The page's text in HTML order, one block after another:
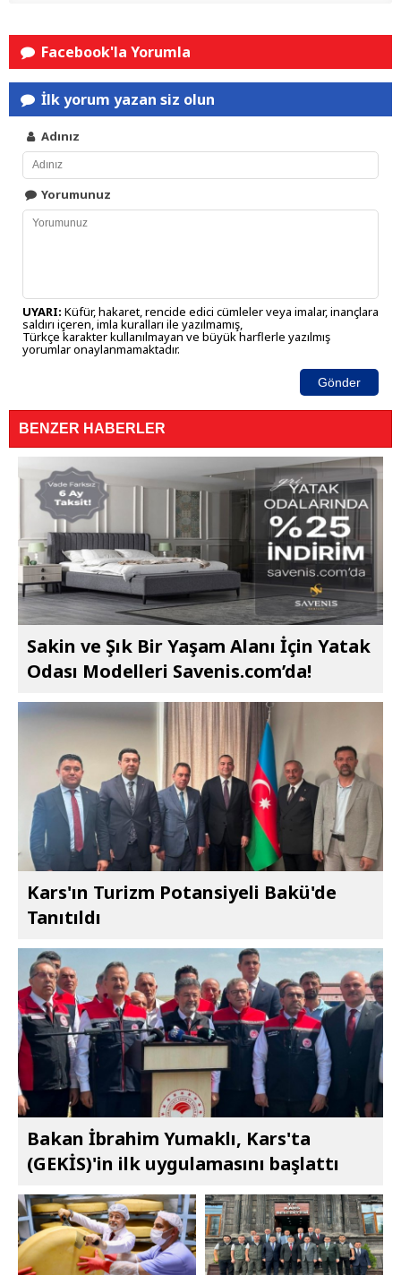
Facebook'la Yorumla
İlk yorum yazan siz olun
Adınız
Yorumunuz
UYARI: Küfür, hakaret, rencide edici cümleler veya imalar, inançlara
saldırı içeren, imla kuralları ile yazılmamış,
Türkçe karakter kullanılmayan ve büyük harflerle yazılmış
yorumlar onaylanmamaktadır.
Gönder
BENZER HABERLER
Sakin ve Şık Bir Yaşam Alanı İçin Yatak
Odası Modelleri Savenis.com’da!
Kars'ın Turizm Potansiyeli Bakü'de
Tanıtıldı
Bakan İbrahim Yumaklı, Kars'ta
(GEKİS)'in ilk uygulamasını başlattı